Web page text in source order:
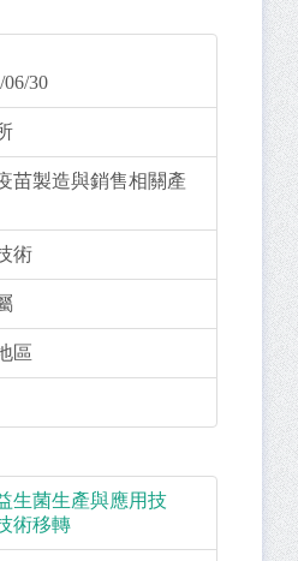
06/30
苗製造與銷售相關產
術
區
生菌生產與應用技
術移轉